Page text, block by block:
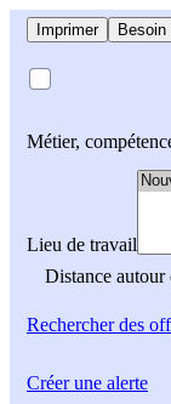
Imprimer
Métier,
Lieu de travail
Distance
Rechercherdes
Créer une alerte